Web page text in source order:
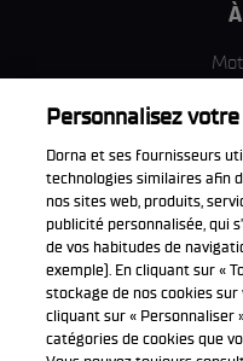
Termes et
Politique
Personnalisez
Dorna et ses fournisseurs
technologies similaires afin
nos sites web, produits,
publicité personnalisée, qui
de vos habitudes de
exemple). En cliquant sur «
stockage de nos cookies
cliquant sur « Personnaliser
catégories de cookies que